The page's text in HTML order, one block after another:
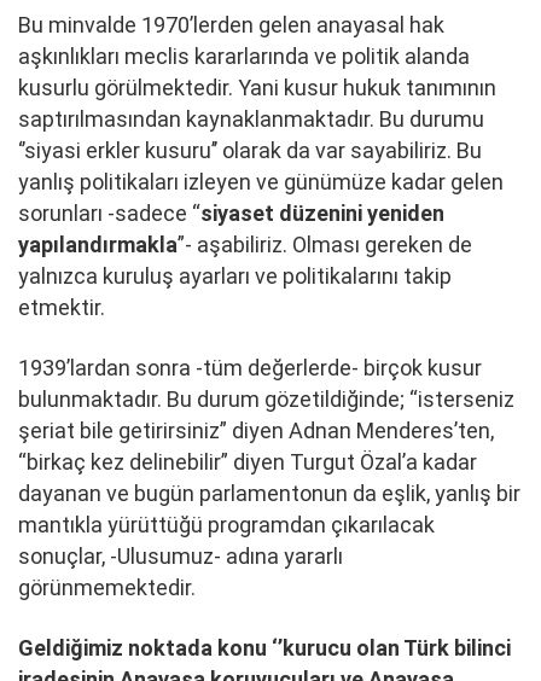
Bu minvalde 1970’lerden gelen anayasal hak
aşkınlıkları meclis kararlarında ve politik alanda
kusurlu görülmektedir. Yani kusur hukuk tanımının
saptırılmasından kaynaklanmaktadır. Bu durumu
‘’siyasi erkler kusuru’’ olarak da var sayabiliriz. Bu
yanlış politikaları izleyen ve günümüze kadar gelen
sorunları -sadece “siyaset düzenini yeniden
yapılandırmakla”- aşabiliriz. Olması gereken de
yalnızca kuruluş ayarları ve politikalarını takip
etmektir.
1939’lardan sonra -tüm değerlerde- birçok kusur
bulunmaktadır. Bu durum gözetildiğinde; “isterseniz
şeriat bile getirirsiniz” diyen Adnan Menderes’ten,
“birkaç kez delinebilir” diyen Turgut Özal’a kadar
dayanan ve bugün parlamentonun da eşlik, yanlış bir
mantıkla yürüttüğü programdan çıkarılacak
sonuçlar, -Ulusumuz- adına yararlı
görünmemektedir.
Geldiğimiz noktada konu ‘’kurucu olan Türk bilinci